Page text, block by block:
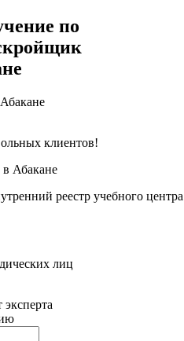
по
клиентов!
Абакане
реестр учебного центра
лиц